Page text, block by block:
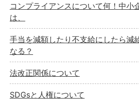
コンプライアンスについて何！中小
は、
手当を減額したり不支給にしたら減
なる？
法改正関係について
SDGsと人権について